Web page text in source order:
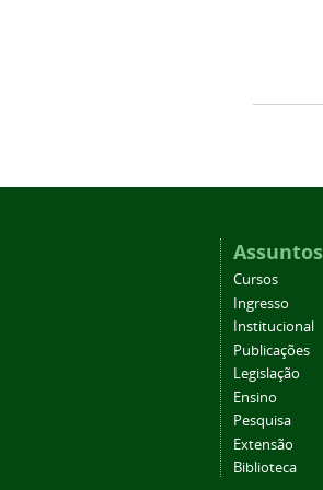
Assuntos
Cursos
Ingresso
Institucional
Publicações
Legislação
Ensino
Pesquisa
Extensão
Biblioteca